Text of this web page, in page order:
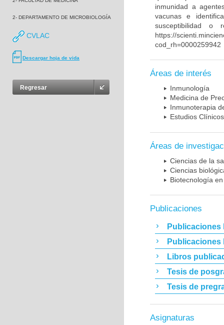
2- DEPARTAMENTO DE MICROBIOLOGÍA
CVLAC
Descargar hoja de vida
Regresar
inmunidad a
vacunas e
susceptibilidad o
https://
cod_rh=0000259942
Áreas de interés
Inmunología
Medicina de
Inmunoterapia
Estudios Clínicos
Áreas de
Ciencias de la
Ciencias
Biotecnología
Publicaciones
Publicaciones
Publicaciones
Libros
Tesis de
Tesis de
Asignaturas